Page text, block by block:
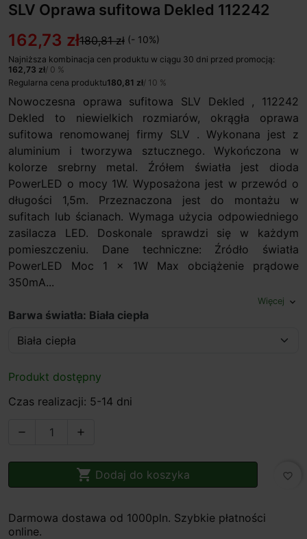
SLV Oprawa sufitowa Dekled 112242
162,73 zł180,81 zł (- 10%)
Najniższa kombinacja cen produktu w ciągu 30 dni przed promocją:
162,73 zł/ 0 %
Regularna cena produktu180,81 zł/ 10 %
Nowoczesna oprawa sufitowa SLV Dekled , 112242
Dekled to niewielkich rozmiarów, okrągła oprawa
sufitowa renomowanej firmy SLV . Wykonana jest z
aluminium i tworzywa sztucznego. Wykończona w
kolorze srebrny metal. Źrółem światła jest dioda
PowerLED o mocy 1W. Wyposażona jest w przewód o
długości 1,5m. Przeznaczona jest do montażu w
sufitach lub ścianach. Wymaga użycia odpowiedniego
zasilacza LED. Doskonale sprawdzi się w każdym
pomieszczeniu. Dane techniczne: Źródło światła
PowerLED Moc 1 x 1W Max obciążenie prądowe
350mA...
Więcej expand_more
Barwa światła: Biała ciepła
Produkt dostępny
Czas realizacji: 5-14 dni
 
 Dodaj do koszyka favorite_border
Darmowa dostawa od 1000pln. Szybkie płatności
online.